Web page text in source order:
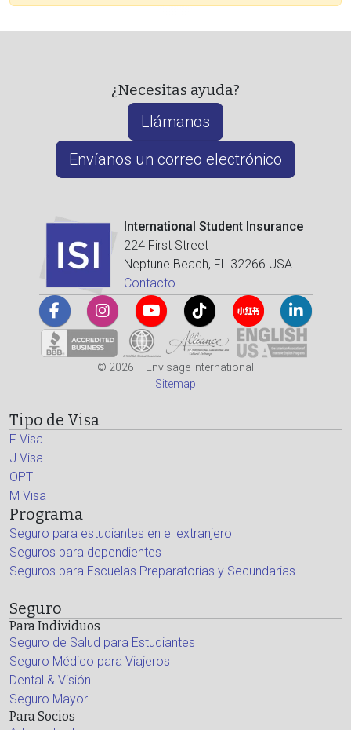
¿Necesitas ayuda?
Llámanos
Envíanos un correo electrónico
International Student Insurance
224 First Street
Neptune Beach, FL 32266 USA
Contacto
© 2026 – Envisage International
Sitemap
Tipo de Visa
F Visa
J Visa
OPT
M Visa
Programa
Seguro para estudiantes en el extranjero
Seguros para dependientes
Seguros para Escuelas Preparatorias y Secundarias
Seguro
Para Individuos
Seguro de Salud para Estudiantes
Seguro Médico para Viajeros
Dental & Visión
Seguro Mayor
Para Socios